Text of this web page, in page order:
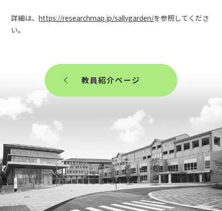
詳細は、https://researchmap.jp/sallygarden/を参照してくださ
い。
教員紹介ページ